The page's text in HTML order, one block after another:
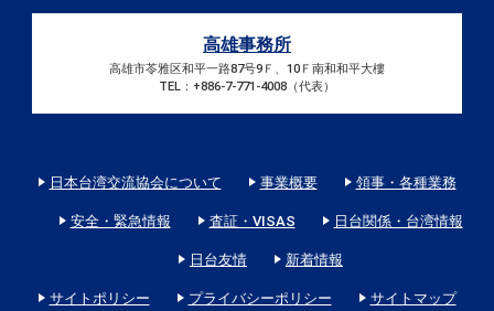
高雄事務所
高雄市苓雅区和平一路87号9Ｆ、10Ｆ南和和平大樓
TEL：+886-7-771-4008（代表）
日本台湾交流協会について 事業概要 領事・各種業務
安全・緊急情報 査証・VISAS 日台関係・台湾情報
日台友情 新着情報
サイトポリシー プライバシーポリシー サイトマップ